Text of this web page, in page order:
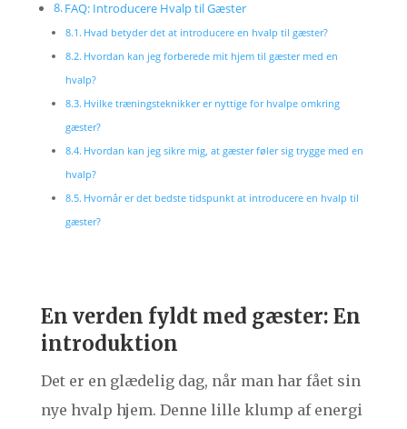
FAQ: Introducere Hvalp til Gæster
Hvad betyder det at introducere en hvalp til gæster?
Hvordan kan jeg forberede mit hjem til gæster med en
hvalp?
Hvilke træningsteknikker er nyttige for hvalpe omkring
gæster?
Hvordan kan jeg sikre mig, at gæster føler sig trygge med en
hvalp?
Hvornår er det bedste tidspunkt at introducere en hvalp til
gæster?
En verden fyldt med gæster: En
introduktion
Det er en glædelig dag, når man har fået sin
nye hvalp hjem. Denne lille klump af energi